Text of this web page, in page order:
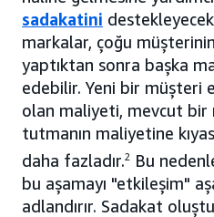
sadakatini
markalar, çoğu
yaptıktan sonra başka
edebilir. Yeni bir müşteri
olan maliyeti, mevcut bir
tutmanın maliyetine
daha fazladır.2
Bu
bu aşamayı "etkileşim"
adlandırır. Sadakat